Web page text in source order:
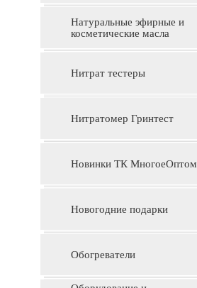
Натуральные эфирные и
косметические масла
Нитрат тестеры
Нитратомер Гринтест
Новинки ТК МногоеОптом
Новогодние подарки
Обогреватели